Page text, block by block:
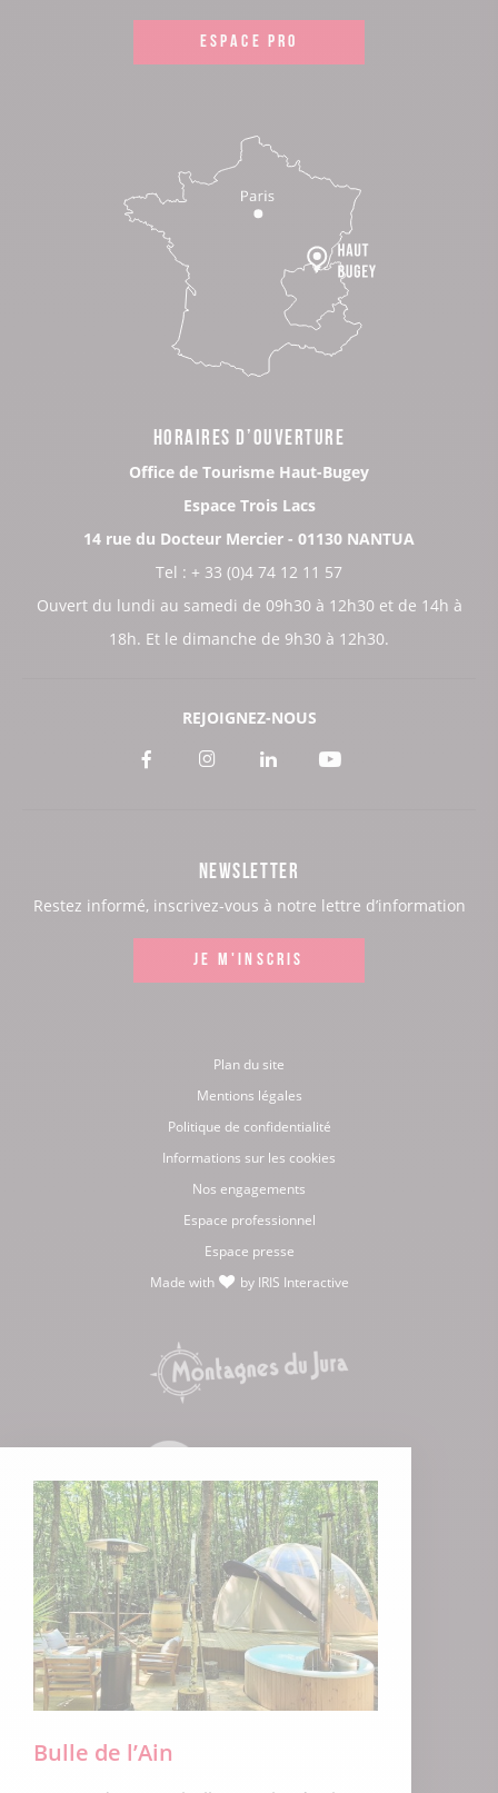
Bulle de l’Ain
ESPACE PRO
HORAIRES D’OUVERTURE
Office de Tourisme Haut-Bugey
Espace Trois Lacs
14 rue du Docteur Mercier - 01130 NANTUA
Tel : + 33 (0)4 74 12 11 57
Ouvert du lundi au samedi de 09h30 à 12h30 et de 14h à
18h. Et le dimanche de 9h30 à 12h30.
REJOIGNEZ-NOUS
Voir
Facebook
Voir
Instagram
Voir
LinkedIn
Voir
Youtube
NEWSLETTER
Restez informé, inscrivez-vous à notre lettre d’information
JE M'INSCRIS
Plan du site
Mentions légales
Politique de confidentialité
Informations sur les cookies
Nos engagements
Espace professionnel
Espace presse
Made with
by IRIS Interactive